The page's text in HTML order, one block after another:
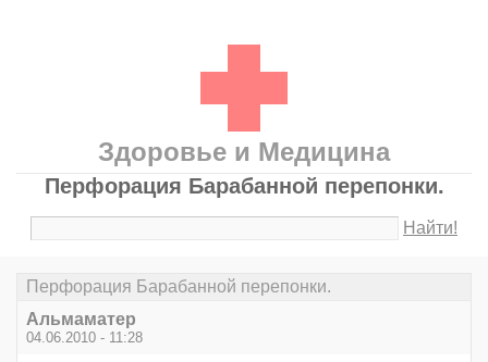
Здоровье и Медицина
Перфорация Барабанной перепонки.
Найти!
Перфорация Барабанной перепонки.
Альмаматер
04.06.2010 - 11:28